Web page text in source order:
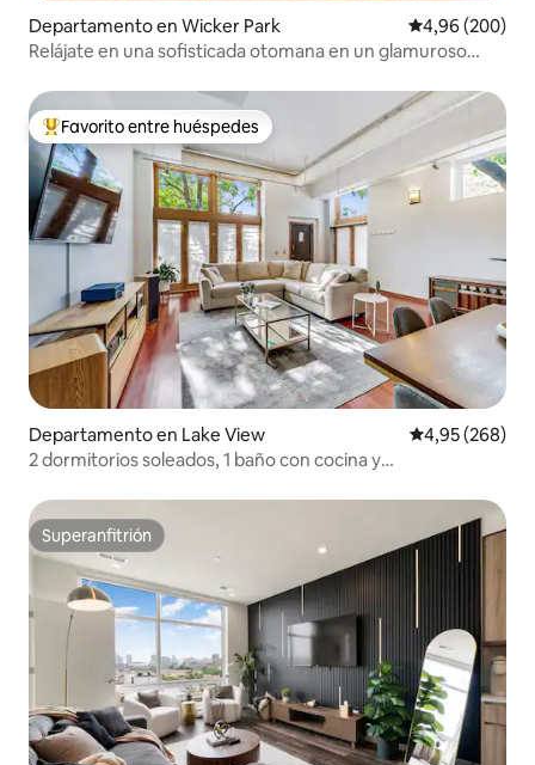
Departamento en Wicker Park Calificación
4,96 (200)
Relájate en una sofisticada otomana en un glamuroso
Favorito entre los huéspedes más destacados
Favorito entre huéspedes
Departamento en Lake View Calificación
4,95 (268)
2 dormitorios soleados, 1 baño con cocina y
Superanfitrión
Superanfitrión